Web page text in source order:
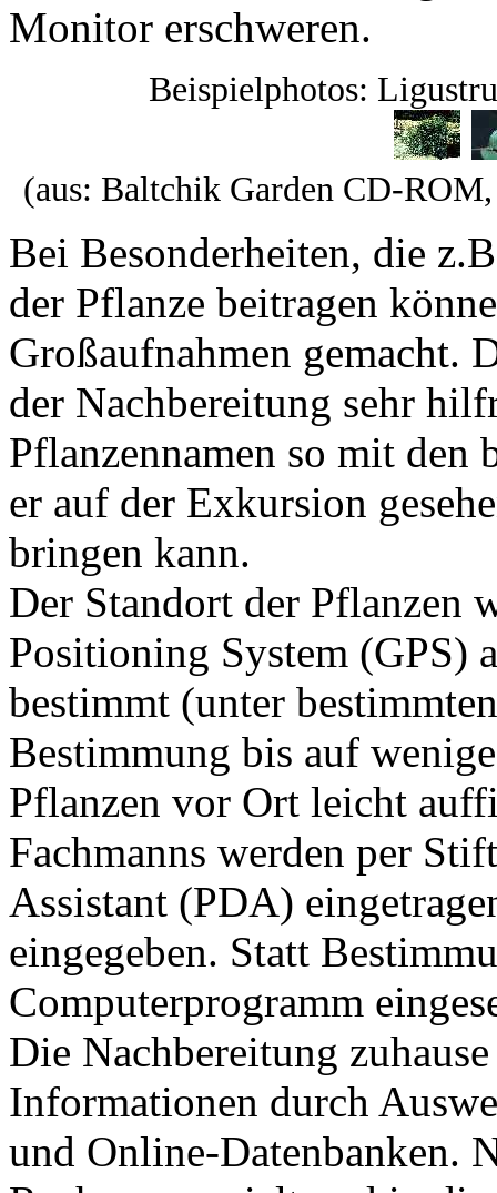
Monitor erschweren.
Beispielphotos:
(aus: Baltchik Garden CD-
Bei Besonderheiten, die
der Pflanze beitragen
Großaufnahmen gemacht.
der Nachbereitung sehr
Pflanzennamen so mit den
er auf der Exkursion
bringen kann.
Der Standort der Pflanzen
Positioning System (GPS)
bestimmt (unter
Bestimmung bis auf
Pflanzen vor Ort leicht
Fachmanns werden per
Assistant (PDA)
eingegeben. Statt
Computerprogramm
Die Nachbereitung
Informationen durch
und Online-Datenbanken.